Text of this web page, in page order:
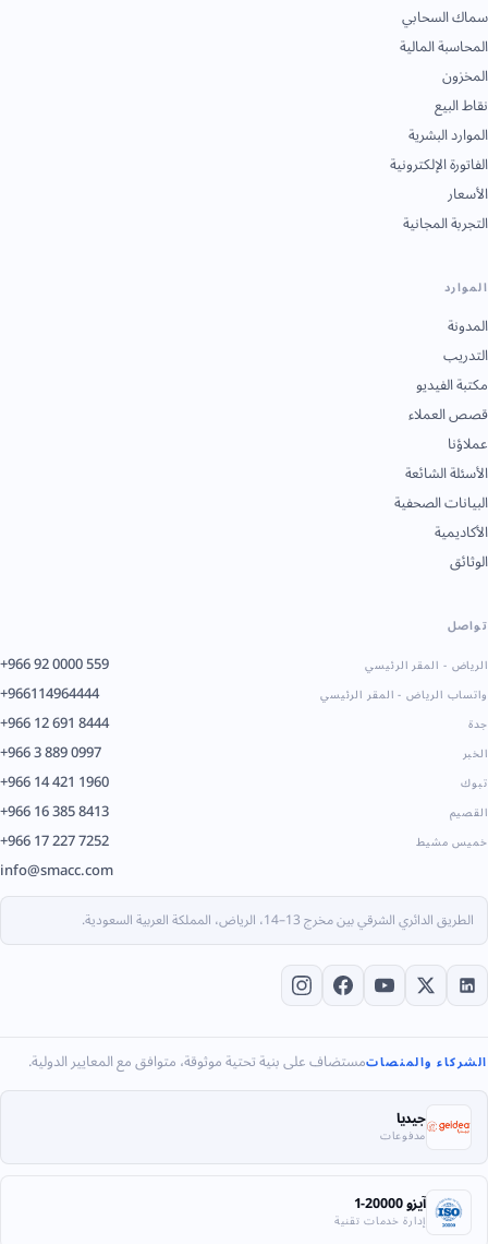
سماك السحابي
المحاسبة المالية
المخزون
نقاط البيع
الموارد البشرية
الفاتورة الإلكترونية
الأسعار
التجربة المجانية
الموارد
المدونة
التدريب
مكتبة الفيديو
قصص العملاء
عملاؤنا
الأسئلة الشائعة
البيانات الصحفية
الأكاديمية
الوثائق
تواصل
+966 92 0000 559 الرياض - المقر الرئيسي
+966114964444 واتساب الرياض - المقر الرئيسي
+966 12 691 8444 جدة
+966 3 889 0997 الخبر
+966 14 421 1960 تبوك
+966 16 385 8413 القصيم
+966 17 227 7252 خميس مشيط
info@smacc.com
الطريق الدائري الشرقي بين مخرج 13–14، الرياض، المملكة العربية السعودية.
الشركاء والمنصاتمستضاف على بنية تحتية موثوقة، متوافق مع المعايير الدولية.
جيديا
مدفوعات
آيزو 20000-1
إدارة خدمات تقنية